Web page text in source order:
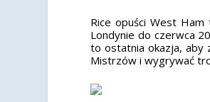
Rice opuści West
Londynie do czerwca
to ostatnia okazja, aby
Mistrzów i wygrywać